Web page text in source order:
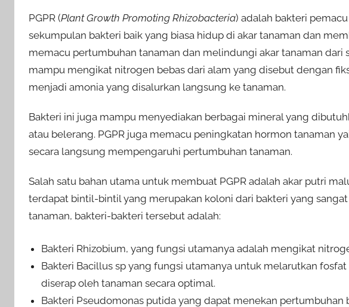
PGPR (Plant Growth Promoting Rhizobacteria) adalah bakteri
sekumpulan bakteri baik yang biasa hidup di akar tanaman dan
memacu pertumbuhan tanaman dan melindungi akar tanaman dari
mampu mengikat nitrogen bebas dari alam yang disebut dengan
menjadi amonia yang disalurkan langsung ke tanaman.
Bakteri ini juga mampu menyediakan berbagai mineral yang
atau belerang. PGPR juga memacu peningkatan hormon tanaman
secara langsung mempengaruhi pertumbuhan tanaman.
Salah satu bahan utama untuk membuat PGPR adalah akar putri
terdapat bintil-bintil yang merupakan koloni dari bakteri yang
tanaman, bakteri-bakteri tersebut adalah:
Bakteri Rhizobium, yang fungsi utamanya adalah mengikat
Bakteri Bacillus sp yang fungsi utamanya untuk melarutkan
diserap oleh tanaman secara optimal.
Bakteri Pseudomonas putida yang dapat menekan pertumbuhan